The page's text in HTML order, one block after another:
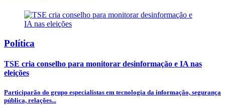
Política
TSE cria conselho para monitorar desinformação e IA nas
eleições
Participarão do grupo especialistas em tecnologia da informação, segurança
pública, relações...